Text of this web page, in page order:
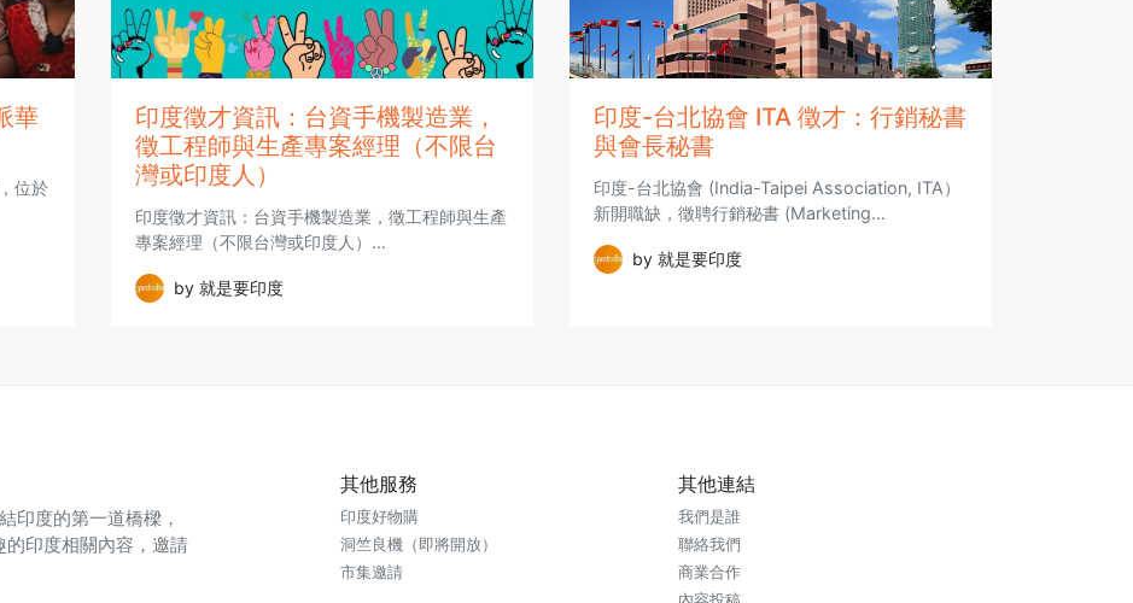
華
位於
印度徵才資訊：台資手機製造業，
徵工程師與生產專案經理（不限台
灣或印度人）
印度徵才資訊：台資手機製造業，徵工程師與生產
專案經理（不限台灣或印度人）…
by 就是要印度
印度-台北協會 ITA 徵才：行銷秘書
與會長秘書
印度-台北協會 (India-Taipei Association, ITA）
新開職缺，徵聘行銷秘書 (Marketing…
by 就是要印度
印度的第一道橋樑，
印度相關內容，邀請
其他服務
印度好物購
洞竺良機（即將開放）
市集邀請
其他連結
我們是誰
聯絡我們
商業合作